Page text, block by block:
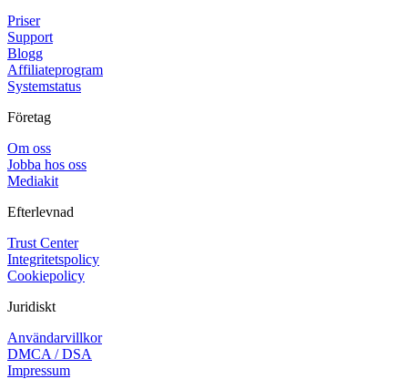
Priser
Support
Blogg
Affiliateprogram
Systemstatus
Företag
Om oss
Jobba hos oss
Mediakit
Efterlevnad
Trust Center
Integritetspolicy
Cookiepolicy
Juridiskt
Användarvillkor
DMCA / DSA
Impressum